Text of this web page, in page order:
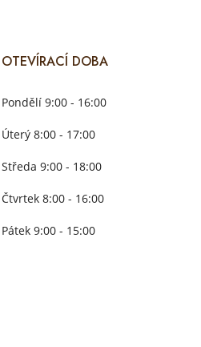
OTEVÍRACÍ DOBA
Pondělí 9:00 - 16:00
Úterý 8:00 - 17:00
Středa 9:00 - 18:00
Čtvrtek 8:00 - 16:00
Pátek 9:00 - 15:00